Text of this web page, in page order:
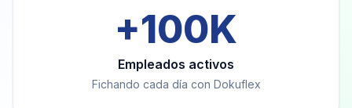
+100K
Empleados activos
Fichando cada día con Dokuflex